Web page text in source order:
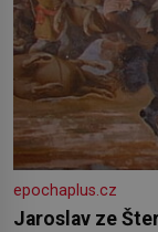
epochaplus.cz
Jaroslav ze